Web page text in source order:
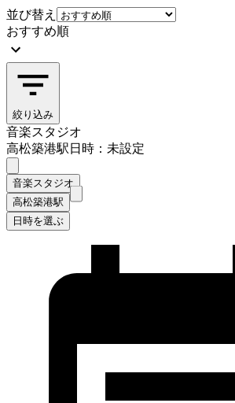
並び替え
おすすめ順
絞り込み
音楽スタジオ
高松築港駅日時：未設定
音楽スタジオ
高松築港駅
日時を選ぶ